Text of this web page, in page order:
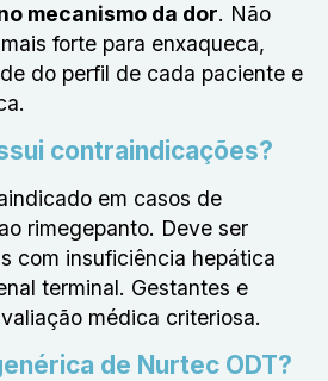
mecanismo da dor. Não
forte para enxaqueca,
do perfil de cada paciente e
contraindicações?
em casos de
rimegepanto. Deve ser
com insuficiência hepática
terminal. Gestantes e
médica criteriosa.
de Nurtec ODT?